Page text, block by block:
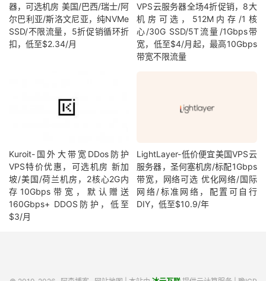
器，可选机房 美国/巴西/瑞士/阿
尔巴利亚/斯洛文尼亚，纯NVMe
SSD/不限流量，5折促销循环折
扣，低至$2.34/月
VPS云服务器全场4折促销，8大
机房可选，512M内存/1核
心/30G SSD/5T流量/1Gbps带
宽，低至$4/月起，最高10Gbps
带宽不限流量
Kuroit-国外大带宽DDos防护
VPS特价优惠，可选机房 新加
坡/美国/荷兰机房，2核心2G内
存10Gbps带宽，默认赠送
160Gbps+ DDOS防护，低至
$3/月
LightLayer-低价便宜美国VPS云
服务器，圣何塞机房/标配1Gbps
带宽，网络可选 优化网络/国际
网络/标准网络，配置可自行
DIY，低至$10.9/年